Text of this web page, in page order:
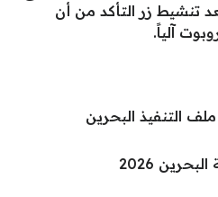
تنشيط زر التأكد من أن
آلياً.
التنفيذ البحرين
2026